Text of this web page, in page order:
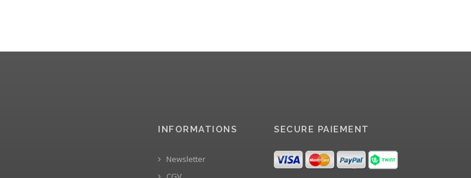
INFORMATIONS
Newsletter
SECURE PAIEMENT